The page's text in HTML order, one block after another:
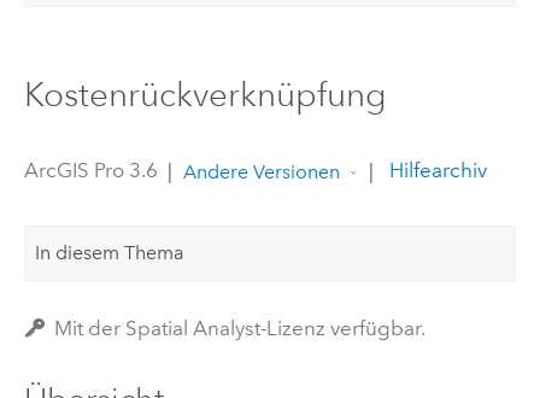
Kostenrückverknüpfung
ArcGIS Pro 3.6 | Andere Versionen | Hilfearchiv
In diesem Thema
Mit der Spatial Analyst-Lizenz verfügbar.